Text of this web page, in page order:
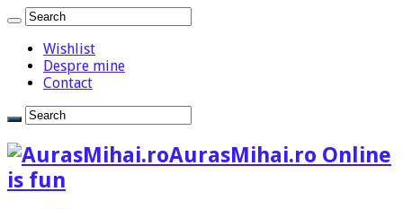
Wishlist
Despre mine
Contact
AurasMihai.ro Online
is fun